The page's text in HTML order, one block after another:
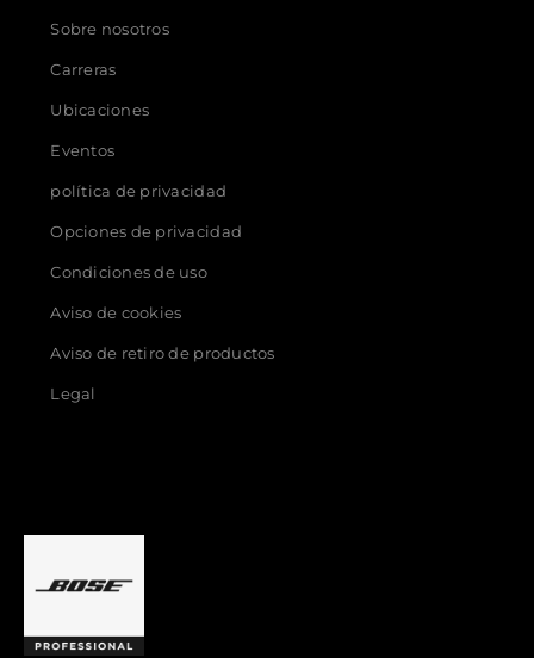
Sobre nosotros
Carreras
Ubicaciones
Eventos
política de privacidad
Opciones de privacidad
Condiciones de uso
Aviso de cookies
Aviso de retiro de productos
Legal